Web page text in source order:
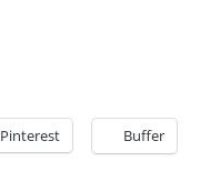
Pinterest Buffer